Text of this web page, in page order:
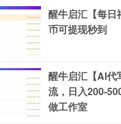
醒牛启汇【每日
币可提现秒到
醒牛启汇【AI代
流，日入200-
做工作室